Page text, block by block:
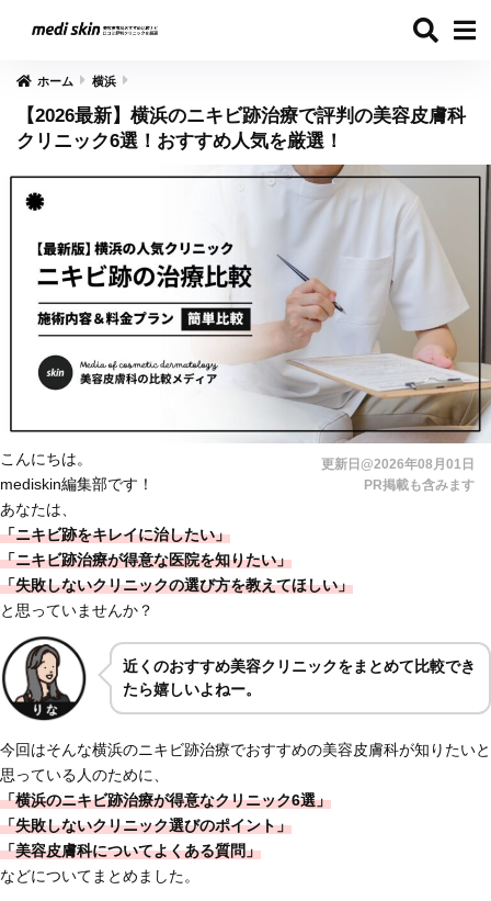
ホーム 横浜
【2026最新】横浜のニキビ跡治療で評判の美容皮膚科
クリニック6選！おすすめ人気を厳選！
更新日@2026年08月01日
PR掲載も含みます
こんにちは。
mediskin編集部です！
あなたは、
「ニキビ跡をキレイに治したい」
「ニキビ跡治療が得意な医院を知りたい」
「失敗しないクリニックの選び方を教えてほしい」
と思っていませんか？
近くのおすすめ美容クリニックをまとめて比較でき
たら嬉しいよねー。
今回はそんな横浜のニキビ跡治療でおすすめの美容皮膚科が知りたいと
思っている人のために、
「横浜のニキビ跡治療が得意なクリニック6選」
「失敗しないクリニック選びのポイント」
「美容皮膚科についてよくある質問」
などについてまとめました。